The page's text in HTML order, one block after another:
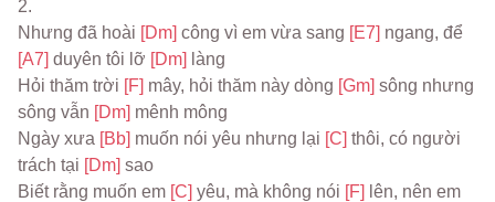
2.
Nhưng đã hoài [Dm] công vì em vừa sang [E7]
[A7] duyên tôi lỡ [Dm] làng
Hỏi thăm trời [F] mây, hỏi thăm này dòng [Gm] sông nhưng
sông vẫn [Dm] mênh mông
Ngày xưa [Bb] muốn nói yêu nhưng lại [C] thôi, có người
trách tại [Dm] sao
Biết rằng muốn em [C] yêu, mà không nói [F] lên, nên em